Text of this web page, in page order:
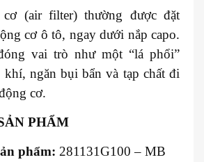
(air filter) thường được đặt
cơ ô tô, ngay dưới nắp capo.
vai trò như một “lá phổi”
ngăn bụi bẩn và tạp chất đi
cơ.
PHẨM
phẩm: 281131G100 – MB